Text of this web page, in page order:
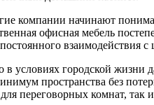
компании начинают
офисная мебель
взаимодействия
условиях городской жизни
пространства без
переговорных комнат,